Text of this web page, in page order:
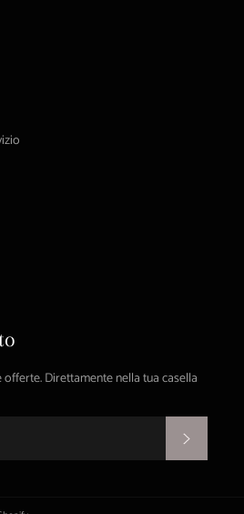
Direttamente nella tua casella